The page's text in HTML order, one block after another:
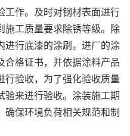
作。及时对钢材表面进行
施工质量要求除锈等级。除
进行底漆的涂刷。进厂的涂
合格证书，并依据涂料产品
行验收，为了强化验收质量
验来进行验收。涂装施工期
确保环境负荷相关规范和制